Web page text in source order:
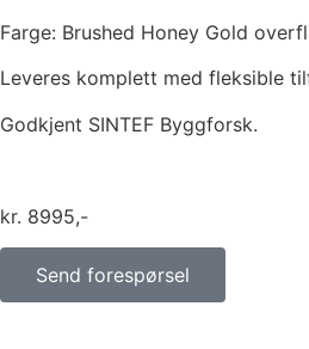
Farge: Brushed Honey Gold
Leveres komplett med fleksible
Godkjent SINTEF Byggforsk.
kr 8995
Send forespørsel